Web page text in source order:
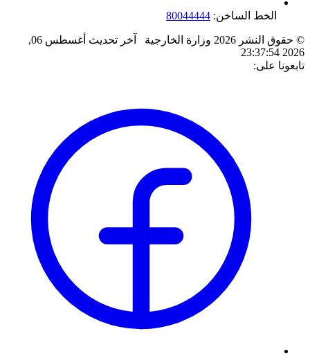
الخط الساخن: 80044444
© حقوق النشر 2026 وزارة الخارجية آخر تحديث
أغسطس 06,
2026 23:37:54
تابعونا على: